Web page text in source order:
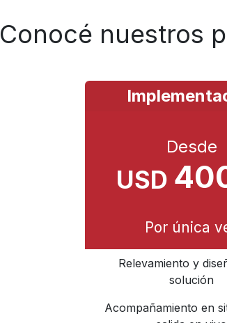
Conocé nuestros
Desde
USD
Por única
Relevamiento y
solución
Acompañamiento en